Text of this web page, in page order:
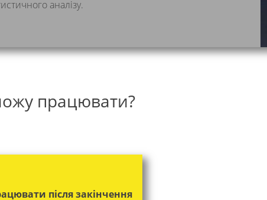
аналізу.
працювати?
після закінчення